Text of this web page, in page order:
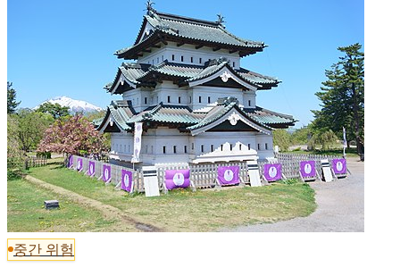
중간 위험